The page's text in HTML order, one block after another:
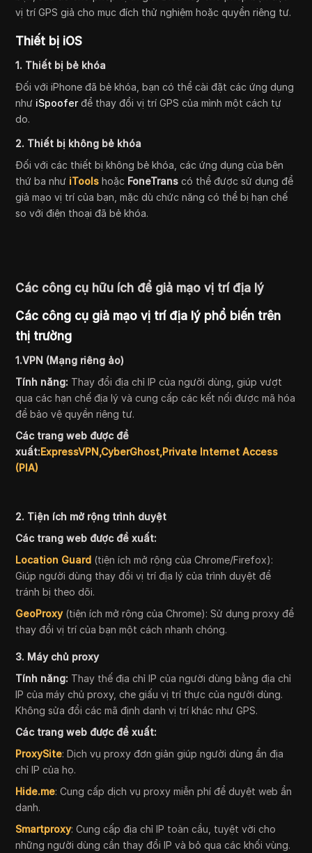
vị trí GPS giả cho mục đích thử nghiệm hoặc quyền riêng tư.
Thiết bị iOS
1. Thiết bị bẻ khóa
Đối với iPhone đã bẻ khóa, bạn có thể cài đặt các ứng dụng
như iSpooferđể thay đổi vị trí GPS của mình một cách tự
do.
2. Thiết bị không bẻ khóa
Đối với các thiết bị không bẻ khóa, các ứng dụng của bên
thứ ba như iTools hoặc FoneTrans có thể được sử dụng để
giả mạo vị trí của bạn, mặc dù chức năng có thể bị hạn chế
so với điện thoại đã bẻ khóa.
Các công cụ hữu ích để giả mạo vị trí địa lý
Các công cụ giả mạo vị trí địa lý phổ biến trên
thị trường
1.VPN (Mạng riêng ảo)
Tính năng: Thay đổi địa chỉ IP của người dùng, giúp vượt
qua các hạn chế địa lý và cung cấp các kết nối được mã hóa
để bảo vệ quyền riêng tư.
Các trang web được đề
xuất:ExpressVPN,CyberGhost,Private Internet Access
(PIA)
2. Tiện ích mở rộng trình duyệt
Các trang web được đề xuất:
Location Guard (tiện ích mở rộng của Chrome/Firefox):
Giúp người dùng thay đổi vị trí địa lý của trình duyệt để
tránh bị theo dõi.
GeoProxy (tiện ích mở rộng của Chrome): Sử dụng proxy để
thay đổi vị trí của bạn một cách nhanh chóng.
3. Máy chủ proxy
Tính năng: Thay thế địa chỉ IP của người dùng bằng địa chỉ
IP của máy chủ proxy, che giấu vị trí thực của người dùng.
Không sửa đổi các mã định danh vị trí khác như GPS.
Các trang web được đề xuất:
ProxySite: Dịch vụ proxy đơn giản giúp người dùng ẩn địa
chỉ IP của họ.
Hide.me: Cung cấp dịch vụ proxy miễn phí để duyệt web ẩn
danh.
Smartproxy: Cung cấp địa chỉ IP toàn cầu, tuyệt vời cho
những người dùng cần thay đổi IP và bỏ qua các khối vùng.